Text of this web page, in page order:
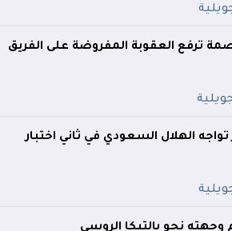
ترفع العقوبة المفروضة على الفريق
تواجه الهلال السعودي في ثاني اختبار
نحو بالتيكا الروسي